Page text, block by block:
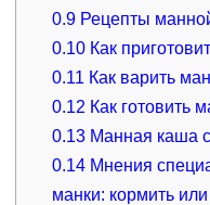
0.9 Рецепты
0.10 Как
0.11 Как варить
0.12 Как готовить
0.13 Манная каша
0.14 Мнения
манки: кормить